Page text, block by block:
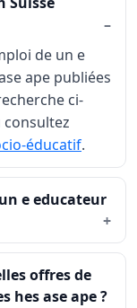
de un e
ape publiées
ci-
éducatif.
e educateur
offres de
hes ase ape ?